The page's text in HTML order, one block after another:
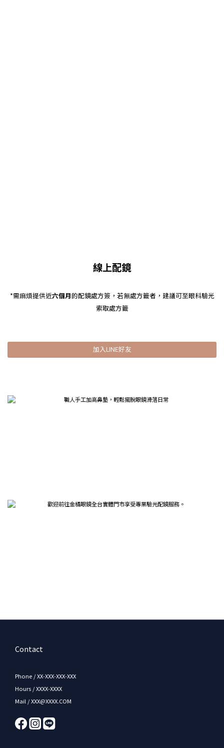
線上配鏡
*需麻煩提供近六個月的配鏡處方簽，若無處方籤者，建議可至眼科驗光
索取處方籤
加入LINE好友
Contact
Phone / XX-XXX-XXX-XXX
Hours / XXXX-XXXX
Mail / XXX@XXXX.COM